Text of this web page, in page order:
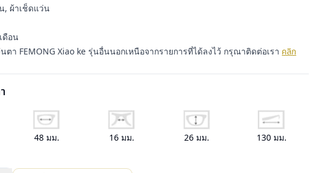
, ผ้าเช็ดแว่น
ดือน
ตา FEMONG Xiao ke รุ่นอื่นนอกเหนือจากรายการที่ได้ลงไว้ กรุณาติดต่อเรา คลิก
48 มม. 16มม. 26มม. 130มม.